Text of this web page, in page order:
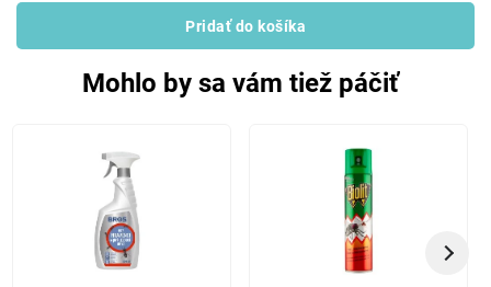
Pridať do košíka
Mohlo by sa vám tiež páčiť